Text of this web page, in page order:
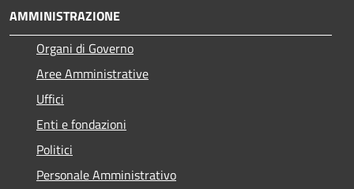
AMMINISTRAZIONE
Organi di Governo
Aree Amministrative
Uffici
Enti e fondazioni
Politici
Personale Amministrativo